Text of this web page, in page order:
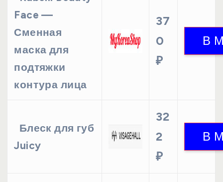
Face —
Сменная
маска для
подтяжки
контура лица
37
0
₽
Блеск для губ
Juicy
32
2
₽